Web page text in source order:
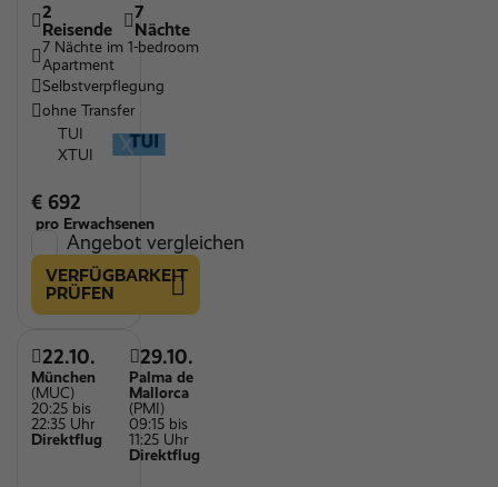
2
Reisende
7
Nächte
7 Nächte im 1-bedroom
Apartment
Selbstverpflegung
ohne Transfer
TUI
XTUI
€ 692
pro Erwachsenen
Angebot vergleichen
VERFÜGBARKEIT
PRÜFEN
22.10.
München
(MUC)
20:25 bis
22:35 Uhr
Direktflug
29.10.
Palma de
Mallorca
(PMI)
09:15 bis
11:25 Uhr
Direktflug